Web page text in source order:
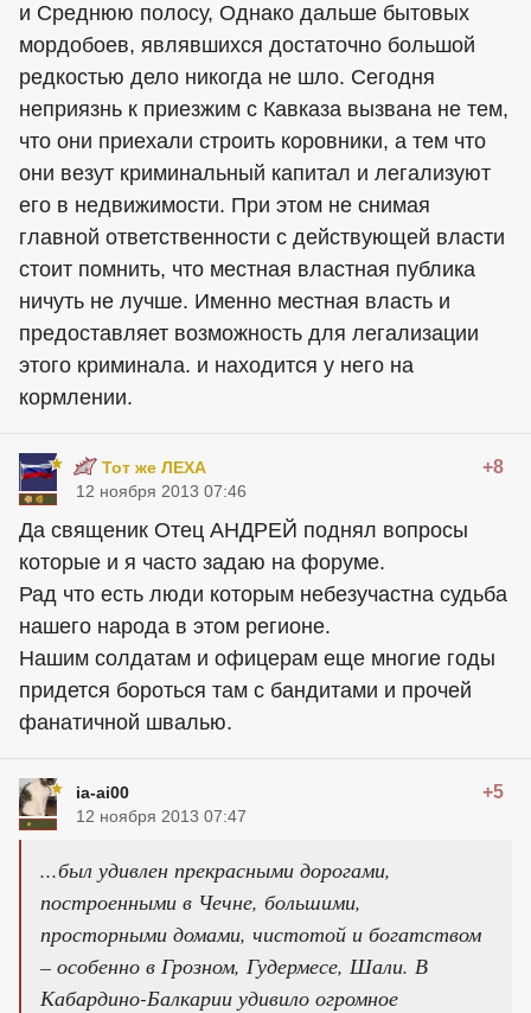
и Среднюю полосу, Однако дальше бытовых
мордобоев, являвшихся достаточно большой
редкостью дело никогда не шло. Сегодня
неприязнь к приезжим с Кавказа вызвана не тем,
что они приехали строить коровники, а тем что
они везут криминальный капитал и легализуют
его в недвижимости. При этом не снимая
главной ответственности с действующей власти
стоит помнить, что местная властная публика
ничуть не лучше. Именно местная власть и
предоставляет возможность для легализации
этого криминала. и находится у него на
кормлении.
Тот же ЛЕХА +8
12 ноября 2013 07:46
Да священик Отец АНДРЕЙ поднял вопросы
которые и я часто задаю на форуме.
Рад что есть люди которым небезучастна судьба
нашего народа в этом регионе.
Нашим солдатам и офицерам еще многие годы
придется бороться там с бандитами и прочей
фанатичной швалью.
ia-ai00 +5
12 ноября 2013 07:47
...был удивлен прекрасными дорогами,
построенными в Чечне, большими,
просторными домами, чистотой и богатством
– особенно в Грозном, Гудермесе, Шали. В
Кабардино-Балкарии удивило огромное